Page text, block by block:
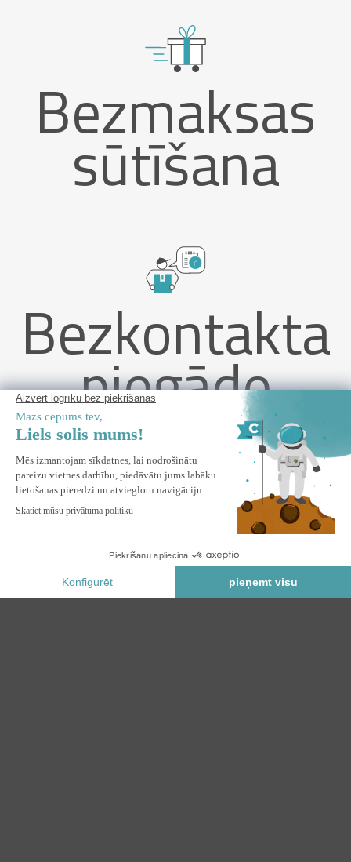
Bezmaksas
sūtīšana
Bezkontakta
piegāde
3 VENTO pergolas privātuma aizslietņu komplekts, 92 cm,
baltas alumīnija latas - PIANA bioklimatiskajai pergolai
PIEVIENOT GROZAM
Drošs Maksājums